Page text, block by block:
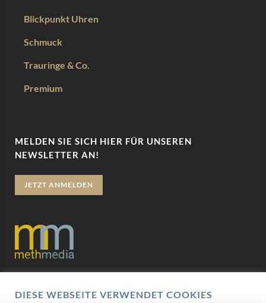
Blickpunkt Uhren
Schmuck
Trauringe & Co.
Premium
MELDEN SIE SICH HIER FÜR UNSEREN
NEWSLETTER AN!
JETZT ANMELDEN
DIESE WEBSEITE VERWENDET COOKIES